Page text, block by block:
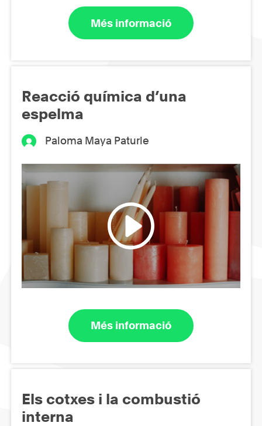
Més informació
Reacció química d’una
espelma
Paloma Maya Paturle
Més informació
Els cotxes i la combustió
interna